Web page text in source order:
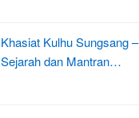
Khasiat Kulhu Sungsang –
Sejarah dan Mantran…